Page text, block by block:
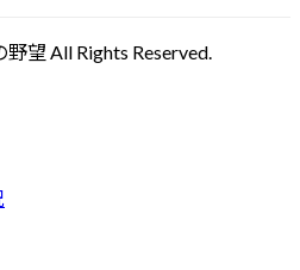
望 All Rights Reserved.